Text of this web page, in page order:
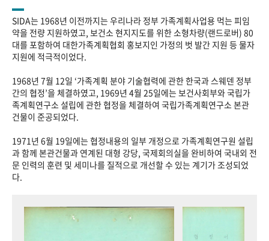
기록물 아카이브
사진 아카이브 문서 기록물 행정박물 영상 기록물
성과 50선 숫자로 보는 50년 50+1주년 광장
세계와 함께 한 KIHASA
VR 역사관
SIDA는 1968년 이전까지는 우리나라 정부 가족계획사업용 먹는 피임
약을 전량 지원하였고, 보건소 현지지도를 위한 소형차량(랜드로버) 80
대를 포함하여 대한가족계획협회 홍보지인 가정의 벗 발간 지원 등 물자
지원에 적극적이었다.
1968년 7월 12일 ‘가족계획 분야 기술협력에 관한 한국과 스웨덴 정부
간의 협정’을 체결하였고, 1969년 4월 25일에는 보건사회부와 국립가
족계획연구소 설립에 관한 협정을 체결하여 국립가족계획연구소 본관
건물이 준공되었다.
1971년 6월 19일에는 협정내용의 일부 개정으로 가족계획연구원 설립
과 함께 본관건물과 연계된 대형 강당, 국제회의실을 완비하여 국내외 전
문 인력의 훈련 및 세미나를 질적으로 개선할 수 있는 계기가 조성되었
다.